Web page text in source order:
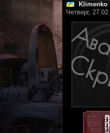
Klimenko
Четверг,